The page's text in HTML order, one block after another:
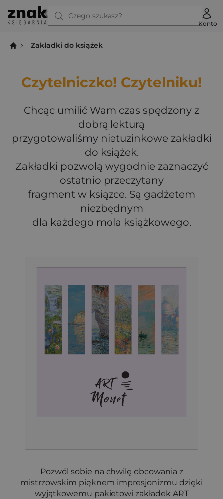
Czego szukasz?
Konto
Zakładki do książek
Czytelniczko! Czytelniku!
Chcąc umilić Wam czas spędzony z
dobrą lekturą
przygotowaliśmy nietuzinkowe zakładki
do książek.
Zakładki pozwolą wygodnie zaznaczyć
ostatnio przeczytany
fragment w książce. Są gadżetem
niezbędnym
dla każdego mola książkowego.
Pozwól sobie na chwilę obcowania z
mistrzowskim pięknem impresjonizmu dzięki
wyjątkowemu pakietowi zakładek ART